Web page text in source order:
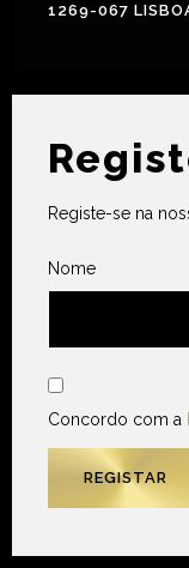
1269-067
Registe-se na
Nome
Concordo com a